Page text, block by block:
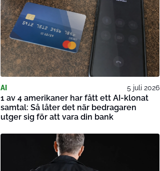
AI 5 juli 2026
1 av 4 amerikaner har fått ett AI-klonat
samtal: Så låter det när bedragaren
utger sig för att vara din bank